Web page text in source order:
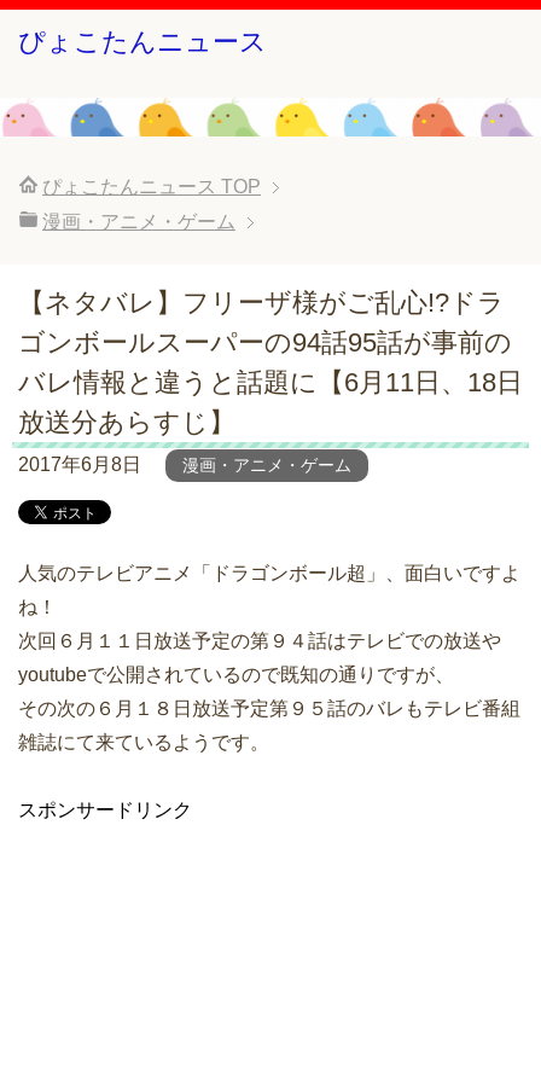
ぴょこたんニュース
ぴょこたんニュース TOP
漫画・アニメ・ゲーム
【ネタバレ】フリーザ様がご乱心!?ドラ
ゴンボールスーパーの94話95話が事前の
バレ情報と違うと話題に【6月11日、18日
放送分あらすじ】
2017年6月8日 漫画・アニメ・ゲーム
人気のテレビアニメ「ドラゴンボール超」、面白いですよ
ね！
次回６月１１日放送予定の第９４話はテレビでの放送や
youtubeで公開されているので既知の通りですが、
その次の６月１８日放送予定第９５話のバレもテレビ番組
雑誌にて来ているようです。
スポンサードリンク